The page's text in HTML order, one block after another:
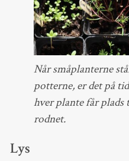
Når småplanterne
potterne, er det på
hver plante får
rodnet.
Lys